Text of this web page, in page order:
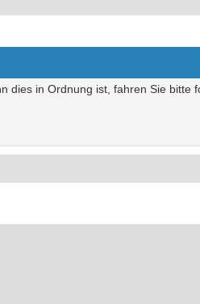
dies in Ordnung ist, fahren Sie bitte